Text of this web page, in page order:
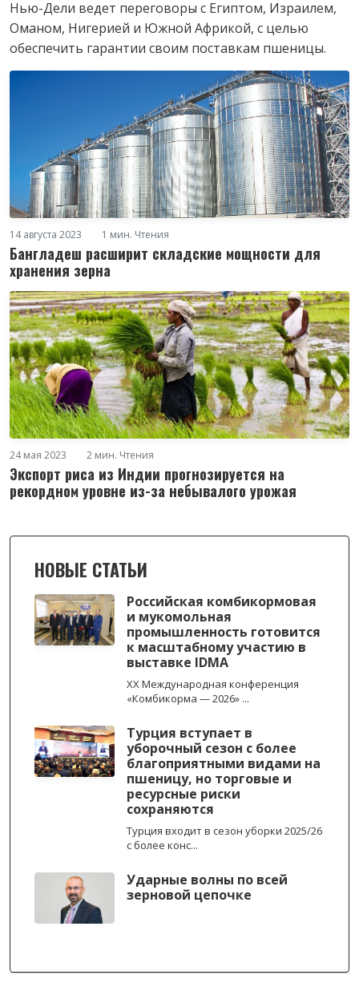
Нью-Дели ведет переговоры с Египтом, Израилем,
Оманом, Нигерией и Южной Африкой, с целью
обеспечить гарантии своим поставкам пшеницы.
14 августа 2023 1 мин. Чтения
Бангладеш расширит складские мощности для
хранения зерна
24 мая 2023 2 мин. Чтения
Экспорт риса из Индии прогнозируется на
рекордном уровне из-за небывалого урожая
НОВЫЕ СТАТЬИ
Российская комбикормовая
и мукомольная
промышленность готовится
к масштабному участию в
выставке IDMA
XX Международная конференция
«Комбикорма — 2026» ...
Турция вступает в
уборочный сезон с более
благоприятными видами на
пшеницу, но торговые и
ресурсные риски
сохраняются
Турция входит в сезон уборки 2025/26
с более конс...
Ударные волны по всей
зерновой цепочке